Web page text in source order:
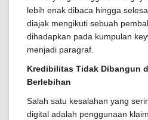
lebih enak dibaca hingga
diajak mengikuti sebuah
dihadapkan pada kumpulan
menjadi paragraf.
Kredibilitas Tidak Dibangun
Berlebihan
Salah satu kesalahan yang
digital adalah penggunaan